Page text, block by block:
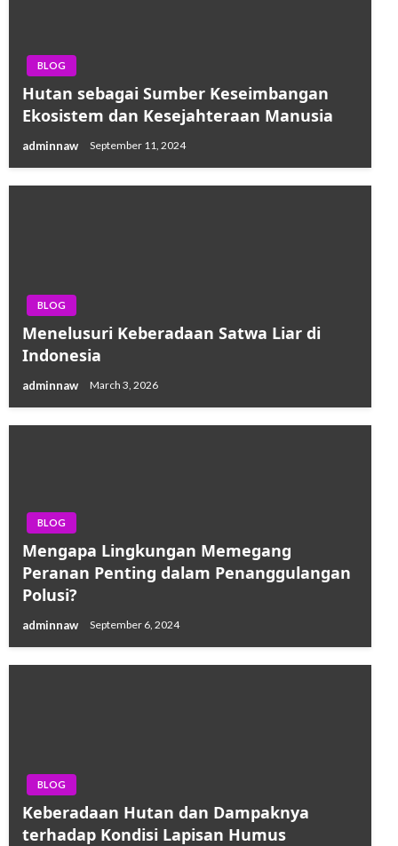
BLOG
Hutan sebagai Sumber Keseimbangan
Ekosistem dan Kesejahteraan Manusia
adminnaw September 11, 2024
BLOG
Menelusuri Keberadaan Satwa Liar di
Indonesia
adminnaw March 3, 2026
BLOG
Mengapa Lingkungan Memegang
Peranan Penting dalam Penanggulangan
Polusi?
adminnaw September 6, 2024
BLOG
Keberadaan Hutan dan Dampaknya
terhadap Kondisi Lapisan Humus